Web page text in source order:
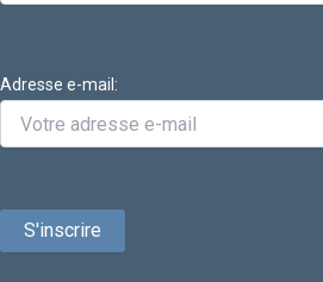
Adresse e-mail: